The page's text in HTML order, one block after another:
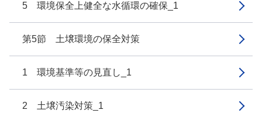
5 環境保全上健全な水循環の確保_1
第5節 土壌環境の保全対策
1 環境基準等の見直し_1
2 土壌汚染対策_1